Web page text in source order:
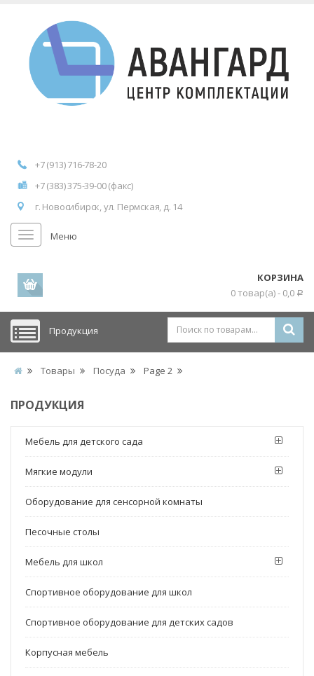
+7 (913) 716-78-20
+7 (383) 375-39-00 (факс)
г. Новосибирск, ул. Пермская, д. 14
Меню
КОРЗИНА
0 товар(а) - 0,0 Р
Продукция
Товары Посуда Page 2
ПРОДУКЦИЯ
Мебель для детского сада
Мягкие модули
Оборудование для сенсорной комнаты
Песочные столы
Мебель для школ
Спортивное оборудование для школ
Спортивное оборудование для детских садов
Корпусная мебель